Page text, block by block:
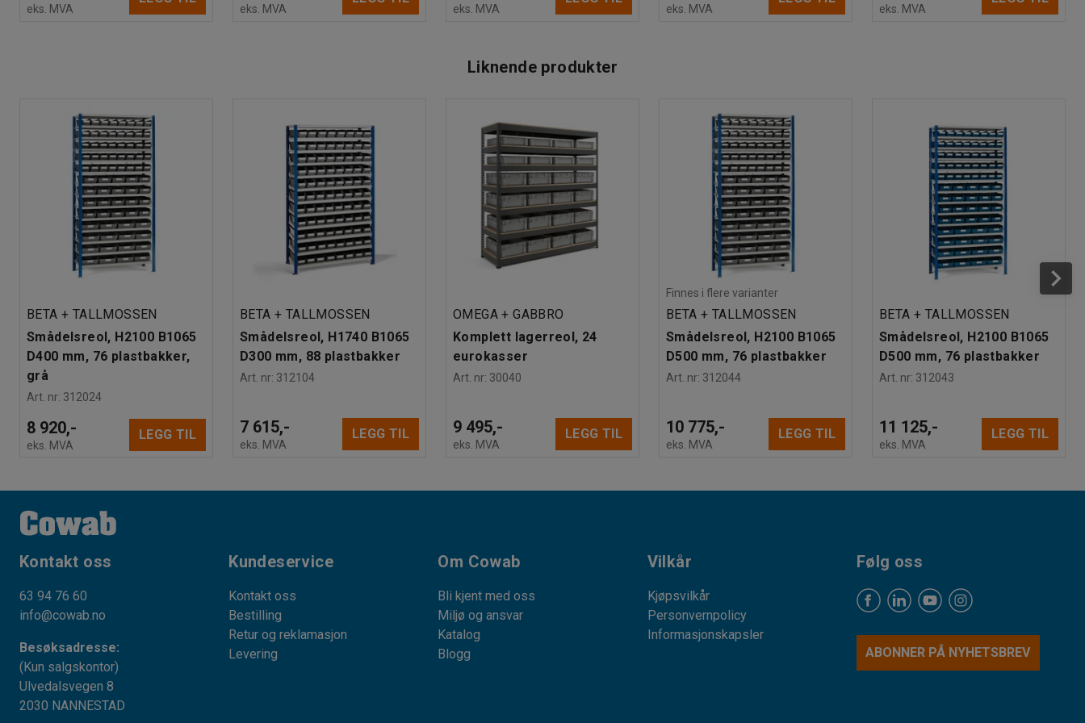
eks. MVA eks. MVA eks. MVA eks. MVA eks. MVA
Liknende produkter
BETA + TALLMOSSEN
Smådelsreol, H2100 B1065
D400 mm, 76 plastbakker,
grå
Art. nr: 312024
8 920,-
eks. MVA
LEGG TIL
BETA + TALLMOSSEN
Smådelsreol, H1740 B1065
D300 mm, 88 plastbakker
Art. nr: 312104
7 615,-
eks. MVA
LEGG TIL
OMEGA + GABBRO
Komplett lagerreol, 24
eurokasser
Art. nr: 30040
9 495,-
eks. MVA
LEGG TIL
Finnes i flere varianter
BETA + TALLMOSSEN
Smådelsreol, H2100 B1065
D500 mm, 76 plastbakker
Art. nr: 312044
10 775,-
eks. MVA
LEGG TIL
BETA + TALLMOSSEN
Smådelsreol, H2100 B1065
D500 mm, 76 plastbakker
Art. nr: 312043
11 125,-
eks. MVA
LEGG TIL
Kontakt oss
63 94 76 60
info@cowab.no
Besøksadresse:
(Kun salgskontor)
Ulvedalsvegen 8
2030 NANNESTAD
Kundeservice
Kontakt oss
Bestilling
Retur og reklamasjon
Levering
Om Cowab
Bli kjent med oss
Miljø og ansvar
Katalog
Blogg
Vilkår
Kjøpsvilkår
Personvernpolicy
Informasjonskapsler
Følg oss
ABONNER PÅ NYHETSBREV